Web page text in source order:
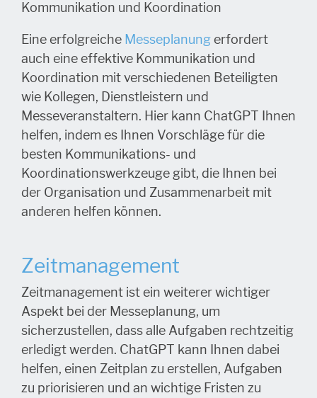
Kommunikation und Koordination
Eine erfolgreiche Messeplanung erfordert
auch eine effektive Kommunikation und
Koordination mit verschiedenen Beteiligten
wie Kollegen, Dienstleistern und
Messeveranstaltern. Hier kann ChatGPT Ihnen
helfen, indem es Ihnen Vorschläge für die
besten Kommunikations- und
Koordinationswerkzeuge gibt, die Ihnen bei
der Organisation und Zusammenarbeit mit
anderen helfen können.
Zeitmanagement
Zeitmanagement ist ein weiterer wichtiger
Aspekt bei der Messeplanung, um
sicherzustellen, dass alle Aufgaben rechtzeitig
erledigt werden. ChatGPT kann Ihnen dabei
helfen, einen Zeitplan zu erstellen, Aufgaben
zu priorisieren und an wichtige Fristen zu